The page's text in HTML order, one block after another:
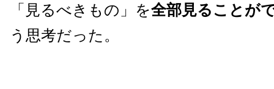
「見るべきもの」を全部見ることが
う思考だった。